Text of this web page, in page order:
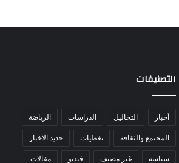
التصنيفات
أخبار التحاليل الدراسات الرياضة
المجتمع والثقافة تغطيات جديد الاخبار
سياسة غير مصنف فيديو مقالات